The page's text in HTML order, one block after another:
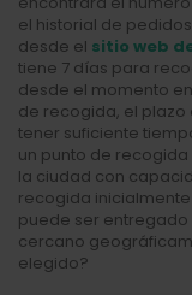
el historial de
desde el sitio web
tiene 7 días para
desde el momento
de recogida, el plazo
tener suficiente
un punto de
la ciudad con
recogida
puede ser
cercano
elegido?